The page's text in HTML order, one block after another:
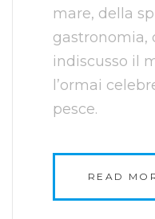
mare, della
gastronomia,
indiscusso il
l’ormai
pesce.
READ